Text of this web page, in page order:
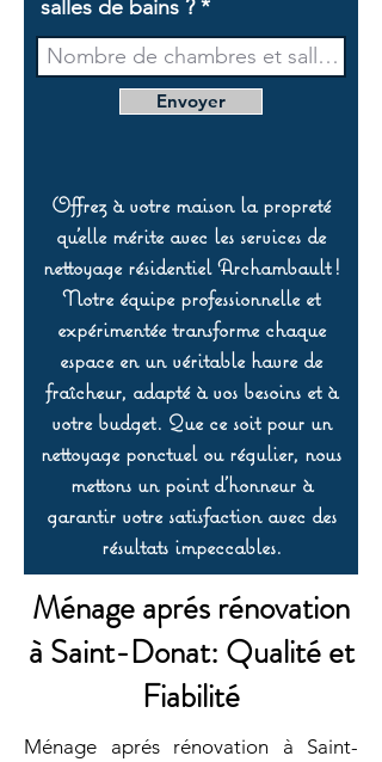
salles de bains ?
Envoyer
Offrez à votre maison la propreté
qu’elle mérite avec les services de
nettoyage résidentiel Archambault !
Notre équipe professionnelle et
expérimentée transforme chaque
espace en un véritable havre de
fraîcheur, adapté à vos besoins et à
votre budget. Que ce soit pour un
nettoyage ponctuel ou régulier, nous
mettons un point d’honneur à
garantir votre satisfaction avec des
résultats impeccables.
Ménage aprés rénovation
à Saint-Donat: Qualité et
Fiabilité
Ménage aprés rénovation à Saint-